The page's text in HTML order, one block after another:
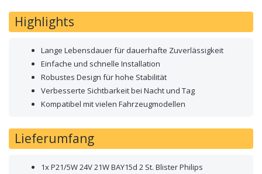
Highlights
Lange Lebensdauer für dauerhafte Zuverlässigkeit
Einfache und schnelle Installation
Robustes Design für hohe Stabilität
Verbesserte Sichtbarkeit bei Nacht und Tag
Kompatibel mit vielen Fahrzeugmodellen
Lieferumfang
1x P21/5W 24V 21W BAY15d 2 St. Blister Philips